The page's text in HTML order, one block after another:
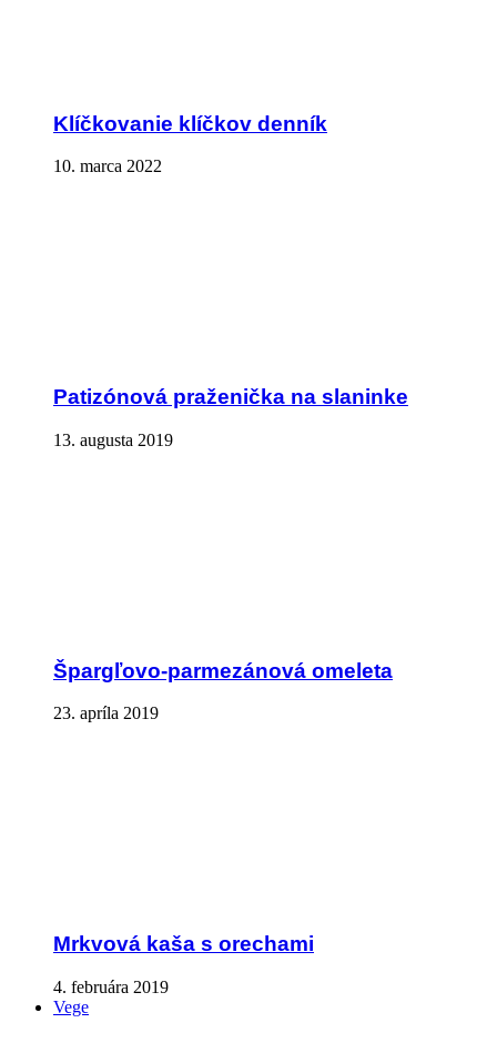
Klíčkovanie klíčkov denník
10. marca 2022
Patizónová praženička na slaninke
13. augusta 2019
Špargľovo-parmezánová omeleta
23. apríla 2019
Mrkvová kaša s orechami
4. februára 2019
Vege